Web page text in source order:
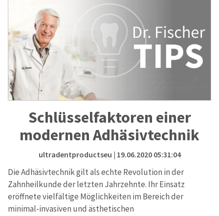
Schlüsselfaktoren einer
modernen Adhäsivtechnik
ultradentproductseu | 19.06.2020 05:31:04
Die Adhäsivtechnik gilt als echte Revolution in der
Zahnheilkunde der letzten Jahrzehnte. Ihr Einsatz
eröffnete vielfältige Möglichkeiten im Bereich der
minimal-invasiven und ästhetischen